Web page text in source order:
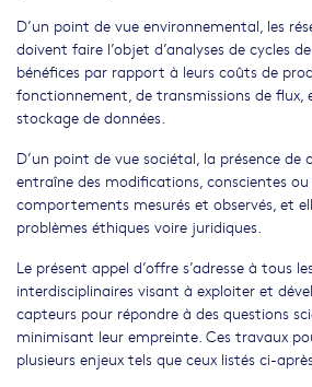
D’un point de vue environnemental, les
doivent faire l’objet d’analyses de cycles
bénéfices par rapport à leurs coûts de
fonctionnement, de transmissions de flux,
stockage de données.
D’un point de vue sociétal, la présence de
entraîne des modifications, conscientes
comportements mesurés et observés, et
problèmes éthiques voire juridiques.
Le présent appel d’offre s’adresse à tous
interdisciplinaires visant à exploiter et
capteurs pour répondre à des questions
minimisant leur empreinte. Ces travaux
plusieurs enjeux tels que ceux listés ci-